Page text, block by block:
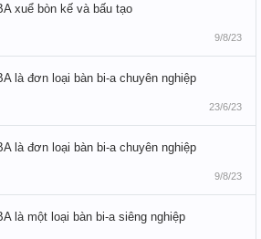
xuể bòn kế và bấu tạo
9/8/23
là đơn loại bàn bi-a chuyên nghiệp
23/6/23
là đơn loại bàn bi-a chuyên nghiệp
9/8/23
là một loại bàn bi-a siêng nghiệp